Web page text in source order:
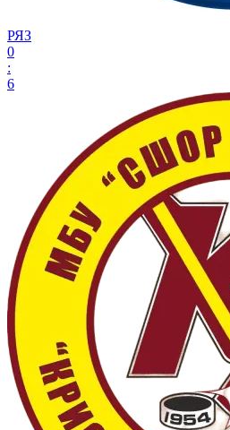
РЯЗ
0
:
6